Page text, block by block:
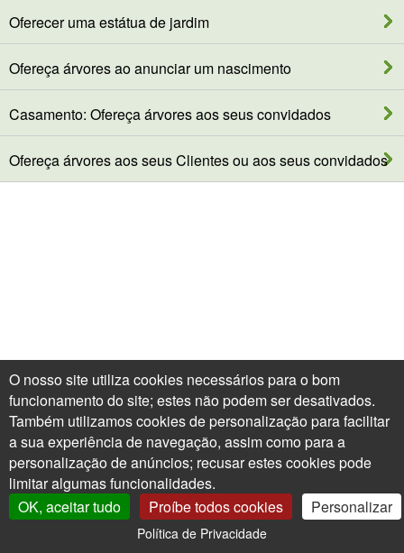
Oferecer uma estátua de jardim
Ofereça árvores ao anunciar um nascimento
Casamento: Ofereça árvores aos seus convidados
Ofereça árvores aos seus Clientes ou aos seus convidados
Árvores XXL
O nosso site utiliza cookies necessários para o bom
funcionamento do site; estes não podem ser desativados.
Também utilizamos cookies de personalização para facilitar
a sua experiência de navegação, assim como para a
personalização de anúncios; recusar estes cookies pode
limitar algumas funcionalidades.
OK, aceitar tudo
Proíbe todos cookies Personalizar
Política de Privacidade